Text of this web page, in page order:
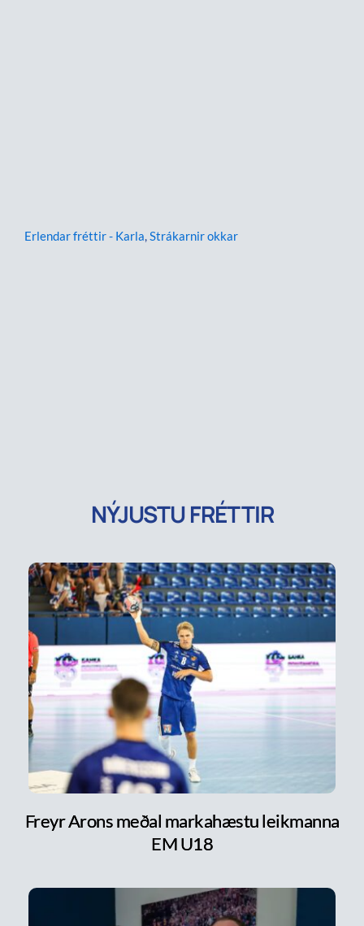
Erlendar fréttir - Karla,Strákarnir okkar
NÝJUSTU FRÉTTIR
Freyr Arons meðal markahæstu leikmanna
EM U18